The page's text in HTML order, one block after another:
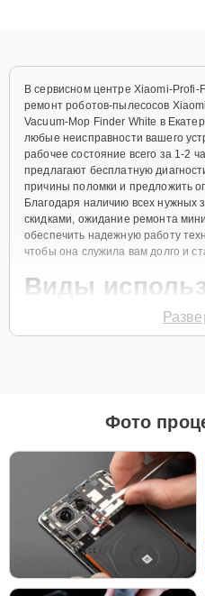
В сервисном центре Xiaomi-
ремонт роботов-пылесосов
Vacuum-Mop Finder White в
любые неисправности вашего
рабочее состояние всего за 1-2
предлагают бесплатную
причины поломки и предложить
Благодаря наличию всех нужных
скидками, ожидание ремонта
обеспечить надежную работу
чтобы она служила вам долго и
Виды
от бюджета и предпочтений.
Для новых устройств,
использовать на
станут оригинальные
обеспечат полную
службы.
Если вы планируете
ближайшее время,
Фото